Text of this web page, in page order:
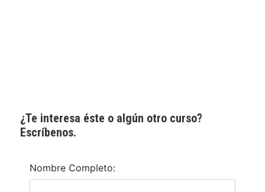
¿Te interesa éste o algún otro curso?
Escríbenos.